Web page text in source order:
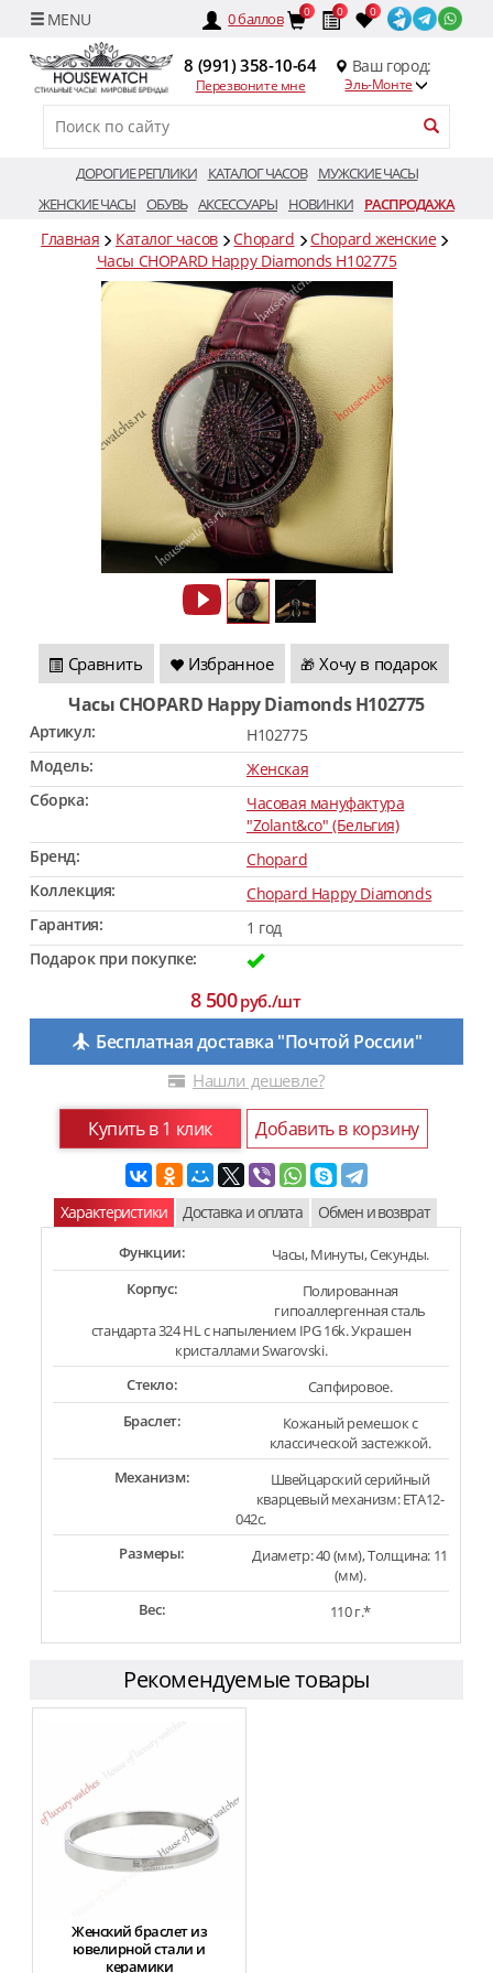
0баллов 0 0 0
8 (991) 358-10-64
Перезвоните мне
Ваш город:
Эль-Монте
ДОРОГИЕ РЕПЛИКИ КАТАЛОГ ЧАСОВ
МУЖСКИЕ ЧАСЫ
ЖЕНСКИЕ ЧАСЫ ОБУВЬ АКСЕССУАРЫ НОВИНКИ РАСПРОДАЖА
Главная Каталог часов Chopard
Chopard женские
Часы CHOPARD Happy Diamonds H102775
Сравнить Избранное 🎁 Хочу в подарок
Часы CHOPARD Happy Diamonds H102775
Артикул:
H102775
Модель:
Женская
Сборка:
Часовая мануфактура
"Zolant&co" (Бельгия)
Бренд:
Chopard
Коллекция:
Chopard Happy Diamonds
Гарантия:
1 год
Подарок при покупке:
8 500руб./шт
Бесплатная доставка "Почтой России"
Нашли дешевле?
Купить в 1 клик Добавить в корзину
Характеристики Доставка и оплата Обмен и возврат
Функции:
Часы, Минуты, Секунды.
Корпус:
Полированная
гипоаллергенная сталь
стандарта 324 HL с напылением IPG 16k. Украшен
кристаллами Swarovski.
Стекло:
Сапфировое.
Браслет:
Кожаный ремешок с
классической застежкой.
Механизм:
Швейцарский серийный
кварцевый механизм: ETA12-
042c.
Размеры:
Диаметр: 40 (мм), Толщина: 11
(мм).
Вес:
110 г.*
Рекомендуемые товары
Женский браслет из
ювелирной стали и
керамики